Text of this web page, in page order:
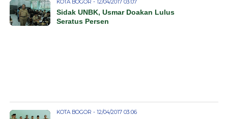
KOTA BOGOR - 12/04/2017 03:07
Sidak UNBK, Usmar Doakan Lulus
Seratus Persen
KOTA BOGOR - 12/04/2017 03:06